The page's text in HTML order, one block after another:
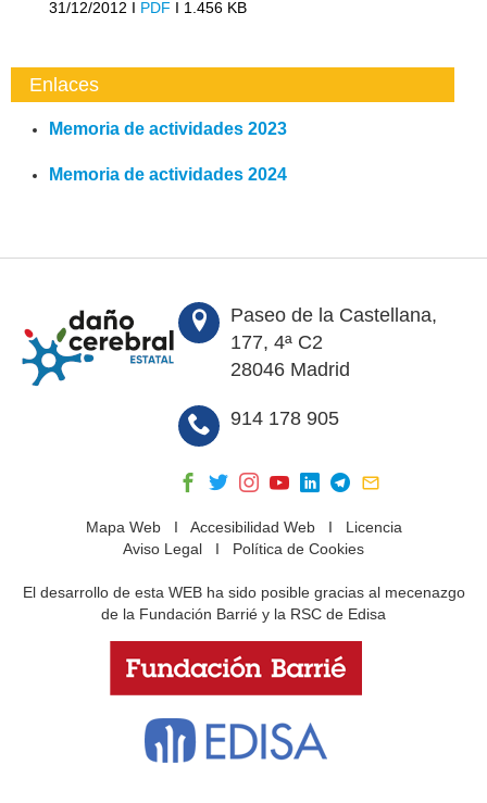
31/12/2012 I PDF I 1.456 KB
Enlaces
Memoria de actividades 2023
Memoria de actividades 2024
Paseo de la Castellana,
177, 4ª C2
28046 Madrid
914 178 905
Mapa WebI Accesibilidad WebI Licencia
Aviso Legal I Política de Cookies
El desarrollo de esta WEB ha sido posible gracias al mecenazgo
de la Fundación Barrié y la RSC de Edisa